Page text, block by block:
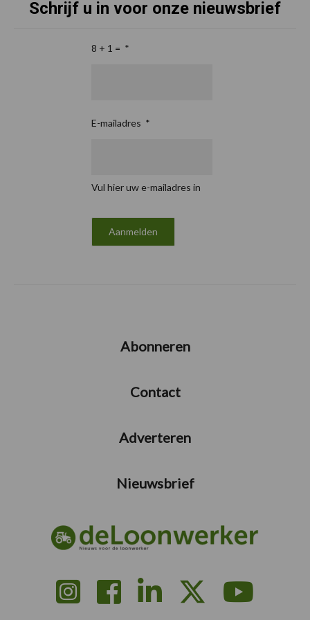
Schrijf u in voor onze nieuwsbrief
8 + 1 = *
E-mailadres *
Vul hier uw e-mailadres in
Abonneren
Contact
Adverteren
Nieuwsbrief